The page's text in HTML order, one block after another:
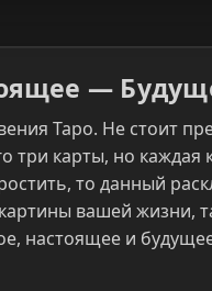
—
Таро. Не стоит
три карты, но каждая
то данный
вашей жизни,
настоящее и